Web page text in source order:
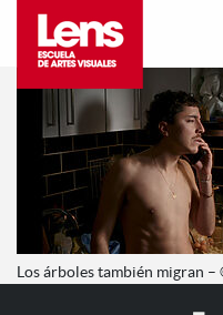
Los árboles también migran